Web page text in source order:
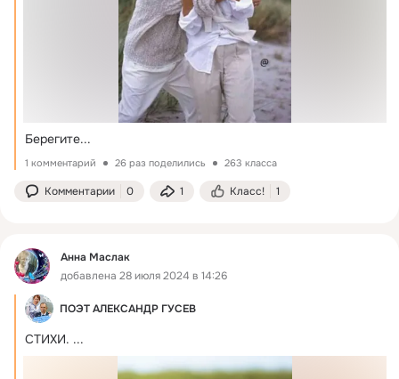
Берегите...
1 комментарий 26 раз поделились 263 класса
Комментарии 0 1 Класс! 1
Анна Маслак
добавлена 28 июля 2024 в 14:26
ПОЭТ АЛЕКСАНДР ГУСЕВ
СТИХИ. ...